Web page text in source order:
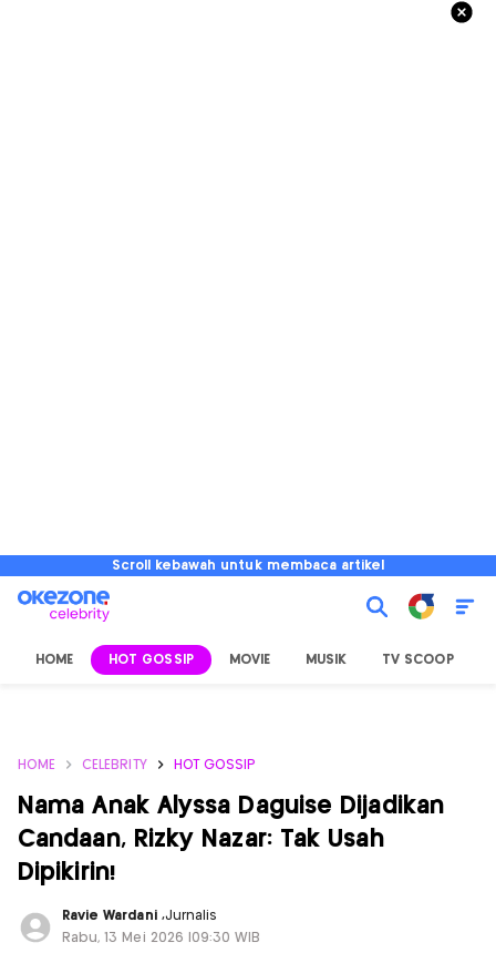
Scroll kebawah untuk membaca artikel
HOME HOT GOSSIP MOVIE MUSIK TV SCOOP
HOME CELEBRITY HOT GOSSIP
Nama Anak Alyssa Daguise Dijadikan
Candaan, Rizky Nazar: Tak Usah
Dipikirin!
Ravie Wardani ,Jurnalis
Rabu, 13 Mei 2026 |09:30 WIB